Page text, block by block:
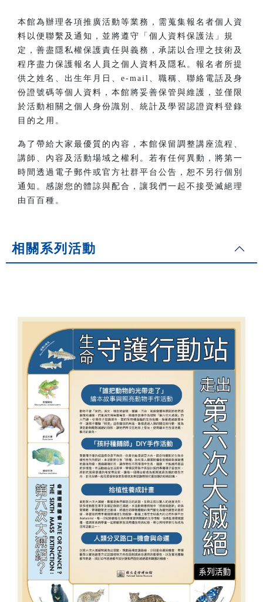
本館為辦理各項推廣活動等業務，需蒐集報名者個人資
料以便聯繫及通知，並將遵守「個人資料保護法」規
定，善盡隱私權保護責任與義務，承諾以合理之技術及
程序盡力保護報名人員之個人資料及隱私。報名者所提
供之姓名、出生年月日、e-mail、職稱、聯絡電話及身
份證號碼等個人資料，本館將妥善保管與維護，並僅限
於活動相關之個人身份識別、統計及學習認證資料登錄
目的之用。
為了帶給大家最優質的內容，本館保留調整講座流程、
講師、內容及活動場域之權利。若有任何異動，將第一
時間透過電子郵件或官方社群平台公告，恕不另行個別
通知。感謝您的體諒與配合，讓我們一起不接受滅絕理
由百百種。
相關系列活動